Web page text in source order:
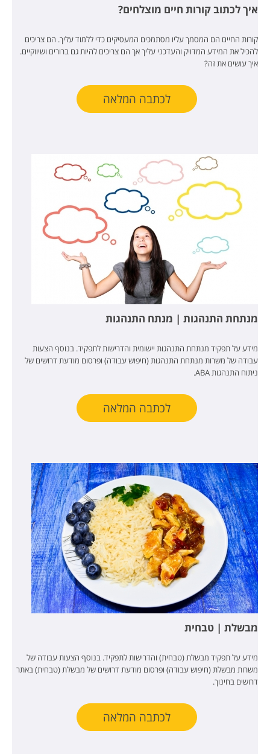
איך לכתוב קורות חיים מוצלחים?
קורות החיים הם המסמך עליו מסתמכים המעסיקים כדי ללמוד עליך. הם צריכים
להכיל את המידע המדויק והעדכני עליך אך הם צריכים להיות גם ברורים ושיווקיים.
איך עושים את זה?
לכתבה המלאה
מנתחת התנהגות | מנתח התנהגות
מידע על תפקיד מנתחת התנהגות יישומית והדרישות לתפקיד. בנוסף הצעות
עבודה של משרות מנתחת התנהגות (חיפוש עבודה) ופרסום מודעת דרושים של
ניתוח התנהגות ABA.
לכתבה המלאה
מבשלת | טבחית
מידע על תפקיד מבשלת (טבחית) והדרישות לתפקיד. בנוסף הצעות עבודה של
משרות מבשלת (חיפוש עבודה) ופרסום מודעת דרושים של מבשלת (טבחית) באתר
דרושים בחינוך.
לכתבה המלאה